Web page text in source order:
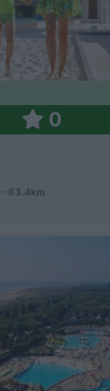
0
- 63.4km